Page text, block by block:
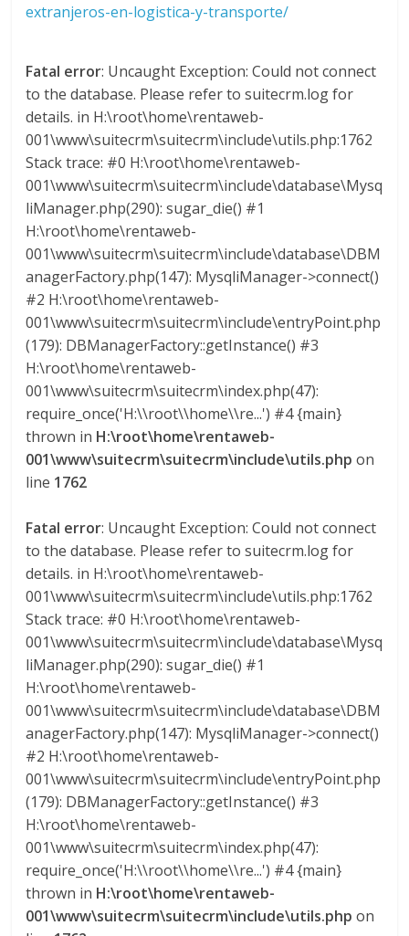
p
o
s
y
M
a
q
u
n
a
r
a
e
n
C
o
extranjeros-en-logistica-y-transporte/
Fatal error: Uncaught Exception: Could not connect
to the database. Please refer to suitecrm.log for
details. in H:\root\home\rentaweb-
001\www\suitecrm\suitecrm\include\utils.php:1762
Stack trace: #0 H:\root\home\rentaweb-
001\www\suitecrm\suitecrm\include\database\Mysq
liManager.php(290): sugar_die() #1
H:\root\home\rentaweb-
001\www\suitecrm\suitecrm\include\database\DBM
anagerFactory.php(147): MysqliManager->connect()
#2 H:\root\home\rentaweb-
001\www\suitecrm\suitecrm\include\entryPoint.php
(179): DBManagerFactory::getInstance() #3
H:\root\home\rentaweb-
001\www\suitecrm\suitecrm\index.php(47):
require_once('H:\\root\\home\\re...') #4 {main}
thrown in H:\root\home\rentaweb-
001\www\suitecrm\suitecrm\include\utils.php on
line 1762
Fatal error: Uncaught Exception: Could not connect
to the database. Please refer to suitecrm.log for
details. in H:\root\home\rentaweb-
001\www\suitecrm\suitecrm\include\utils.php:1762
Stack trace: #0 H:\root\home\rentaweb-
001\www\suitecrm\suitecrm\include\database\Mysq
liManager.php(290): sugar_die() #1
H:\root\home\rentaweb-
001\www\suitecrm\suitecrm\include\database\DBM
anagerFactory.php(147): MysqliManager->connect()
#2 H:\root\home\rentaweb-
001\www\suitecrm\suitecrm\include\entryPoint.php
(179): DBManagerFactory::getInstance() #3
H:\root\home\rentaweb-
001\www\suitecrm\suitecrm\index.php(47):
require_once('H:\\root\\home\\re...') #4 {main}
thrown in H:\root\home\rentaweb-
001\www\suitecrm\suitecrm\include\utils.php on